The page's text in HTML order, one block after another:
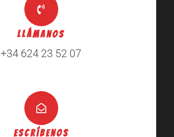
Llámanos
+34 624 23 52 07
Escríbenos